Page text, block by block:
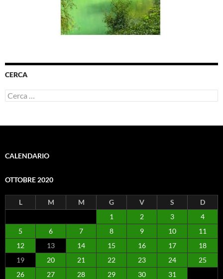
CERCA
Ricerca
per:
CALENDARIO
OTTOBRE 2020
L M M G V S
D
1
2 3
4
5
6 7 8 9 10
11
12
13 14 15 16 17
18
19
20 21 22 23 24
25
26
27 28 29 30
31